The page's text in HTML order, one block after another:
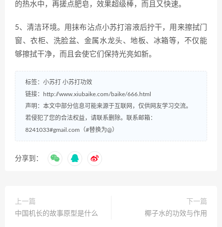
的热水中，再搓点肥皂，效果超级棒，而且又快速。
5、清洁环境。用抹布沾点小苏打溶液后拧干，用来擦拭门
窗、衣柜、洗脸盆、金属水龙头、地板、冰箱等，不仅能
够擦拭干净，而且会使它们保持光亮如新。
标签： 小苏打
小苏打功效
链接：
http://www.xiubaike.com/baike/666.html
声明：本文中部分信息可能来源于互联网，仅供网友学习交流。
若侵犯了您的合法权益，请联系删除。联系邮箱：
8241033#gmail.com（#替换为@）
分享到：
上一篇
中国机长的故事原型是什么
下一篇
椰子水的功效与作用